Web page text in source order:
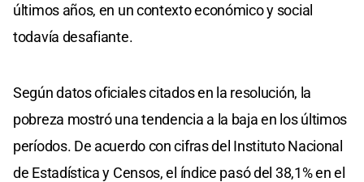
últimos años, en un contexto económico y social
todavía desafiante.
Según datos oficiales citados en la resolución, la
pobreza mostró una tendencia a la baja en los últimos
períodos. De acuerdo con cifras del Instituto Nacional
de Estadística y Censos, el índice pasó del 38,1% en el